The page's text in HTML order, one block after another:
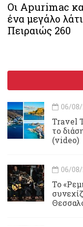
Οι Apurimac
ένα μεγάλο
Πειραιώς 260
06/
Travel
το
(video)
06/
Το